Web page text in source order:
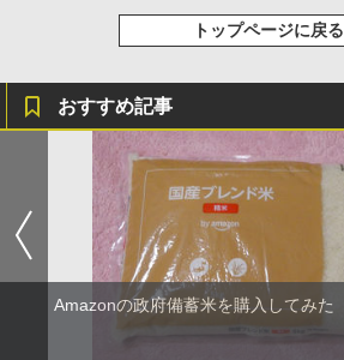
トップページに戻る
おすすめ記事
Amazonの政府備蓄米を購入してみた